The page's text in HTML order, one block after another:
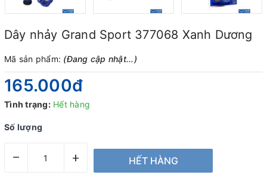
Dây nhảy Grand Sport 377068 Xanh Dương
Mã sản phẩm: (Đang cập nhật...)
165.000₫
Tình trạng: Hết hàng
Số lượng
– + HẾT HÀNG